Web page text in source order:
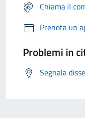
Chiama il
Prenota un
Problemi in
Segnala